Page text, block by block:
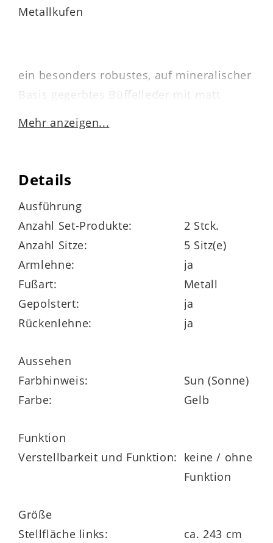
Metallkufen
ein besonders robustes, auf mineralischer
Basis gegerbtes Büffelleder mit matt
und Vintage-Look – in vielen weiteren
besonders leger gepolstert – die
Polsterung schmiegt sich beim Sitzen an
zweiteilige Eckbank
mit lederbezogenen
Rückseiten
2,5-Sitzer, links mit Armlehne
Abmessungen
Stellfläche / Schenkelmaß ca. 243 x 192
cm (B/LxT, von links nach rechts)
Sitzhöhe ca. 54 cm, Sitztiefe ca. 49 cm
Mehr anzeigen...
Details
Ausführung
Anzahl Set-Produkte:
2 Stck.
Anzahl Sitze:
5 Sitz(e)
Armlehne:
ja
Fußart:
Metall
Gepolstert:
ja
Rückenlehne:
ja
Aussehen
Farbhinweis:
Sun (Sonne)
Farbe:
Gelb
Funktion
Verstellbarkeit und Funktion: keine / ohne
Funktion
Größe
Stellfläche links:
ca. 243 cm